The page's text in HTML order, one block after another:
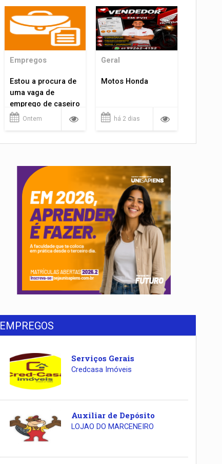
Empregos
Estou a procura de
uma vaga de
emprego de caseiro
em porto velho
Ontem
Geral
Motos Honda
há 2 dias
EMPREGOS
Serviços Gerais
Credcasa Imóveis
Auxiliar de Depósito
LOJAO DO MARCENEIRO